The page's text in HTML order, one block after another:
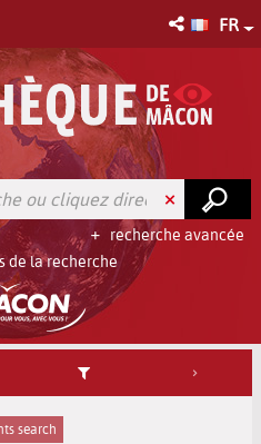
FR
recherche avancée
de la recherche
search